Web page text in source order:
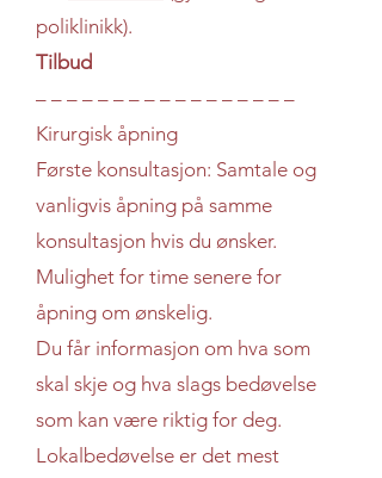
poliklinikk).
Tilbud
– – – – – – – – – – – – – – – – –
Kirurgisk åpning
Første konsultasjon: Samtale og
vanligvis åpning på samme
konsultasjon hvis du ønsker.
Mulighet for time senere for
åpning om ønskelig.
Du får informasjon om hva som
skal skje og hva slags bedøvelse
som kan være riktig for deg.
Lokalbedøvelse er det mest